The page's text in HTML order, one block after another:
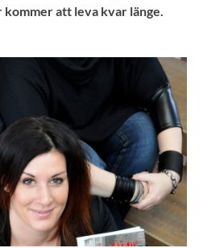
att leva kvar länge.